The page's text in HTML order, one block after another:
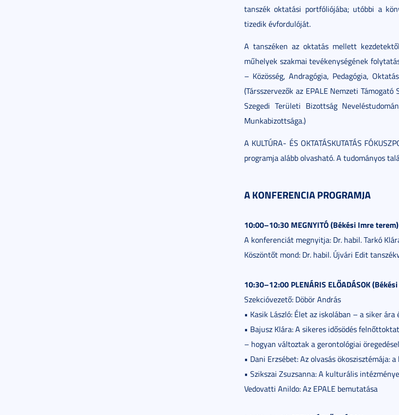
tanszék oktatási portfóliójába; utóbbi a
tizedik évfordulóját.
A tanszéken az oktatás mellett
műhelyek szakmai tevékenységének
– Közösség, Andragógia, Pedagógia,
(Társszervezők az EPALE Nemzeti
Szegedi Területi Bizottság
Munkabizottsága.)
A KULTÚRA- ÉS OKTATÁSKUTATÁS
programja alább olvasható. A tudományos
A KONFERENCIA PROGRAMJA
10:00–10:30 MEGNYITÓ (Békési Imre terem)
A konferenciát megnyitja: Dr. habil. Tarkó
Köszöntőt mond: Dr. habil. Újvári Edit
10:30–12:00 PLENÁRIS ELŐADÁSOK
Szekcióvezető: Döbör András
• Kasik László: Élet az iskolában – a siker ára
• Bajusz Klára: A sikeres idősödés
– hogyan változtak a gerontológiai
• Dani Erzsébet: Az olvasás
• Szikszai Zsuzsanna: A kulturális
Vedovatti Anildo: Az EPALE bemutatása